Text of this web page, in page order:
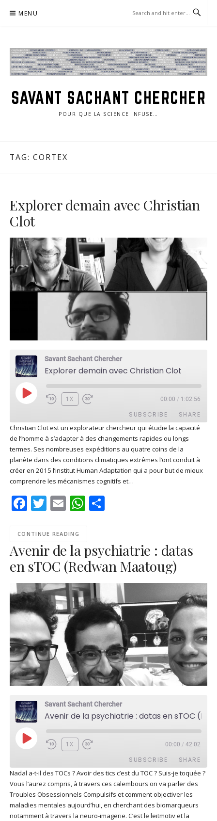
MENU
SAVANT SACHANT CHERCHER
POUR QUE LA SCIENCE INFUSE…
TAG: CORTEX
Explorer demain avec Christian
Clot
Savant Sachant Chercher
Explorer demain avec Christian Clot
PLAY
EPISODE
1X 00:00 / 1:02:56
SUBSCRIBE SHARE
Apple Podcasts Deezer
Google Play PocketCasts
Podcast Addict RSS
RSS FEED
SHARE
LINK
EMBED
Christian Clot est un explorateur chercheur qui étudie la capacité
de l’homme à s’adapter à des changements rapides ou longs
termes. Ses nombreuses expéditions au quatre coins de la
planète dans des conditions climatiques extrêmes l’ont conduit à
créer en 2015 l’institut Human Adaptation qui a pour but de mieux
comprendre les mécanismes cognitifs et…
Facebook
Twitter
EmailWhatsApp
CONTINUE READING
Avenir de la psychiatrie : datas
en sTOC (Redwan Maatoug)
Savant Sachant Chercher
PLAY
EPISODE
1X 00:00 / 42:02
SUBSCRIBE SHARE
Apple Podcasts Deezer
Google Play PocketCasts
Podcast Addict RSS
SHARE
LINK
Nadal a-t-il des TOCs ? Avoir des tics c’est du TOC ? Suis-je toquée ?
Vous l’aurez compris, à travers ces calembours on va parler des
Troubles Obsessionnels Compulsifs et comment objectiver les
maladies mentales aujourd’hui, en cherchant des biomarqueurs
notamment à travers la neuro-imagerie. C’est le leitmotiv et la